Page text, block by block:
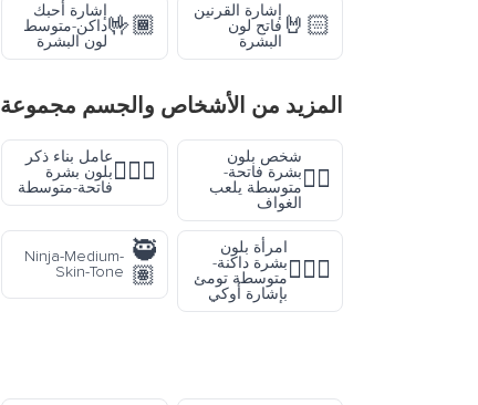
🤘🏻
إشارة القرنين
فاتح لون
البشرة
🤟🏾
إشارة أحبك
داكن-متوسط
لون البشرة
المزيد من الأشخاص والجسم مجموعة
🏌🏼
شخص بلون
بشرة فاتحة-
متوسطة يلعب
الغواف
👷🏼‍♂️
عامل بناء ذكر
بلون بشرة
فاتحة-متوسطة
🙆🏾‍♀️
امرأة بلون
بشرة داكنة-
متوسطة تومئ
بإشارة أوكي
🥷
🏽
Ninja-Medium-
Skin-Tone